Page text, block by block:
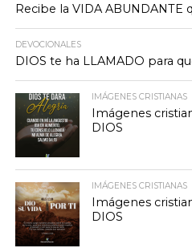
Recibe la VIDA ABUNDANTE
DEVOCIONALES
DIOS te ha LLAMADO para
IMÁGENES CRISTIANAS
Imágenes
DIOS
IMÁGENES CRISTIANAS
Imágenes
DIOS